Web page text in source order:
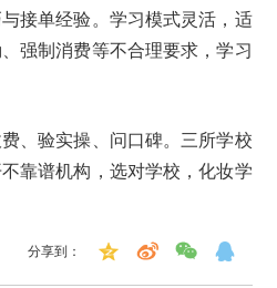
接单经验。学习模式灵活，适
强制消费等不合理要求，学习
、验实操、问口碑。三所学校
靠谱机构，选对学校，化妆学
分享到：